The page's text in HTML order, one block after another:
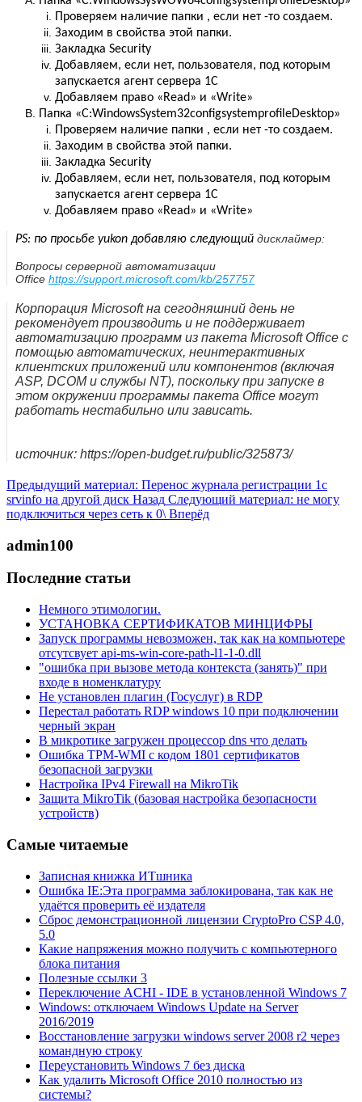
Проверяем наличие папки , если нет -то создаем.
Заходим в свойства этой папки.
Закладка Security
Добавляем, если нет, пользователя, под которым
запускается агент сервера 1С
Добавляем право «Read» и «Write»
Папка «C:WindowsSystem32configsystemprofileDesktop»
Проверяем наличие папки , если нет -то создаем.
Заходим в свойства этой папки.
Закладка Security
Добавляем, если нет, пользователя, под которым
запускается агент сервера 1С
Добавляем право «Read» и «Write»
PS: по просьбе yukon добавляю следующий дисклаймер:
Вопросы серверной автоматизации
Office https://support.microsoft.com/kb/257757
Корпорация Microsoft на сегодняшний день не
рекомендует производить и не поддерживает
автоматизацию программ из пакета Microsoft Office с
помощью автоматических, неинтерактивных
клиентских приложений или компонентов (включая
ASP, DCOM и службы NT), поскольку при запуске в
этом окружении программы пакета Office могут
работать нестабильно или зависать.
источник: https://open-budget.ru/public/325873/
Предыдущий материал: Перенос журнала регистрации 1с
srvinfo на другой диск Назад Следующий материал: не могу
подключиться через сеть к 0\ Вперёд
admin100
Последние статьи
Немного этимологии.
УСТАНОВКА СЕРТИФИКАТОВ МИНЦИФРЫ
Запуск программы невозможен, так как на компьютере
отсутсвует api-ms-win-core-path-l1-1-0.dll
"ошибка при вызове метода контекста (занять)" при
входе в номенклатуру
Не установлен плагин (Госуслуг) в RDP
Перестал работать RDP windows 10 при подключении
черный экран
В микротике загружен процессор dns что делать
Ошибка TPM-WMI с кодом 1801 сертификатов
безопасной загрузки
Настройка IPv4 Firewall на MikroTik
Защита MikroTik (базовая настройка безопасности
устройств)
Самые читаемые
Записная книжка ИТшника
Ошибка IE:Эта программа заблокирована, так как не
удаётся проверить её издателя
Сброс демонстрационной лицензии CryptoPro CSP 4.0,
5.0
Какие напряжения можно получить с компьютерного
блока питания
Полезные ссылки 3
Переключение ACHI - IDE в установленной Windows 7
Windows: отключаем Windows Update на Server
2016/2019
Восстановление загрузки windows server 2008 r2 через
командную строку
Переустановить Windows 7 без диска
Как удалить Microsoft Office 2010 полностью из
системы?